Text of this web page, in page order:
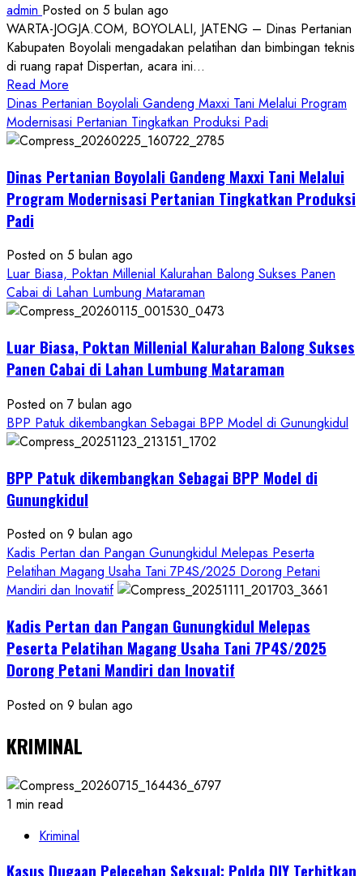
admin Posted on 5 bulan ago
WARTA-JOGJA.COM, BOYOLALI, JATENG – Dinas Pertanian
Kabupaten Boyolali mengadakan pelatihan dan bimbingan teknis
di ruang rapat Dispertan, acara ini...
Read More
more
about
Dinas
Boyolali
Gelar
Singkong
Wujudkan
Ketahanan
Pangan
Petani
Dinas Pertanian Boyolali Gandeng Maxxi Tani Melalui Program
Modernisasi Pertanian Tingkatkan Produksi Padi
Dinas Pertanian Boyolali Gandeng Maxxi Tani Melalui
Program Modernisasi Pertanian Tingkatkan Produksi
Padi
Posted on 5 bulan ago
Luar Biasa, Poktan Millenial Kalurahan Balong Sukses Panen
Cabai di Lahan Lumbung Mataraman
Luar Biasa, Poktan Millenial Kalurahan Balong Sukses
Panen Cabai di Lahan Lumbung Mataraman
Posted on 7 bulan ago
BPP Patuk dikembangkan Sebagai BPP Model di Gunungkidul
BPP Patuk dikembangkan Sebagai BPP Model di
Gunungkidul
Posted on 9 bulan ago
Kadis Pertan dan Pangan Gunungkidul Melepas Peserta
Pelatihan Magang Usaha Tani 7P4S/2025 Dorong Petani
Mandiri dan Inovatif
Kadis Pertan dan Pangan Gunungkidul Melepas
Peserta Pelatihan Magang Usaha Tani 7P4S/2025
Dorong Petani Mandiri dan Inovatif
Posted on 9 bulan ago
KRIMINAL
1 min read
Kriminal
Kasus Dugaan Pelecehan Seksual: Polda DIY Terbitkan